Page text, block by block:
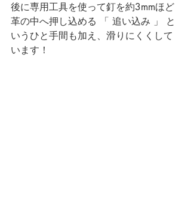
後に専用工具を使って釘を約3mmほど
革の中へ押し込める 「 追い込み 」 と
いうひと手間も加え、滑りにくくして
います！